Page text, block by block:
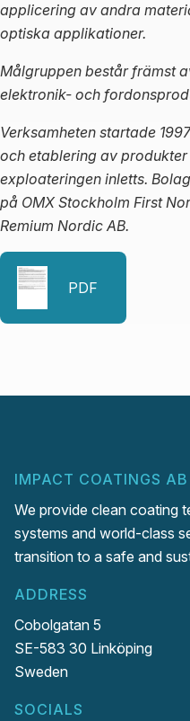
applicering av andra
optiska applikationer.
Målgruppen består främst
elektronik- och
Verksamheten startade
och etablering av
exploateringen inletts.
på OMX Stockholm First
Remium Nordic AB.
PDF
IMPACT COATINGS AB
We provide clean coating
systems and world-class
transition to a safe and
ADDRESS
Cobolgatan 5
SE-583 30 Linköping
Sweden
SOCIALS